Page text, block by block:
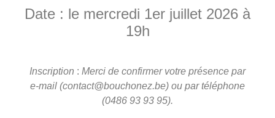
Date : le mercredi 1er juillet 2026 à
19h
Inscription : Merci de confirmer votre présence par
e-mail (contact@bouchonez.be) ou par téléphone
(0486 93 93 95).